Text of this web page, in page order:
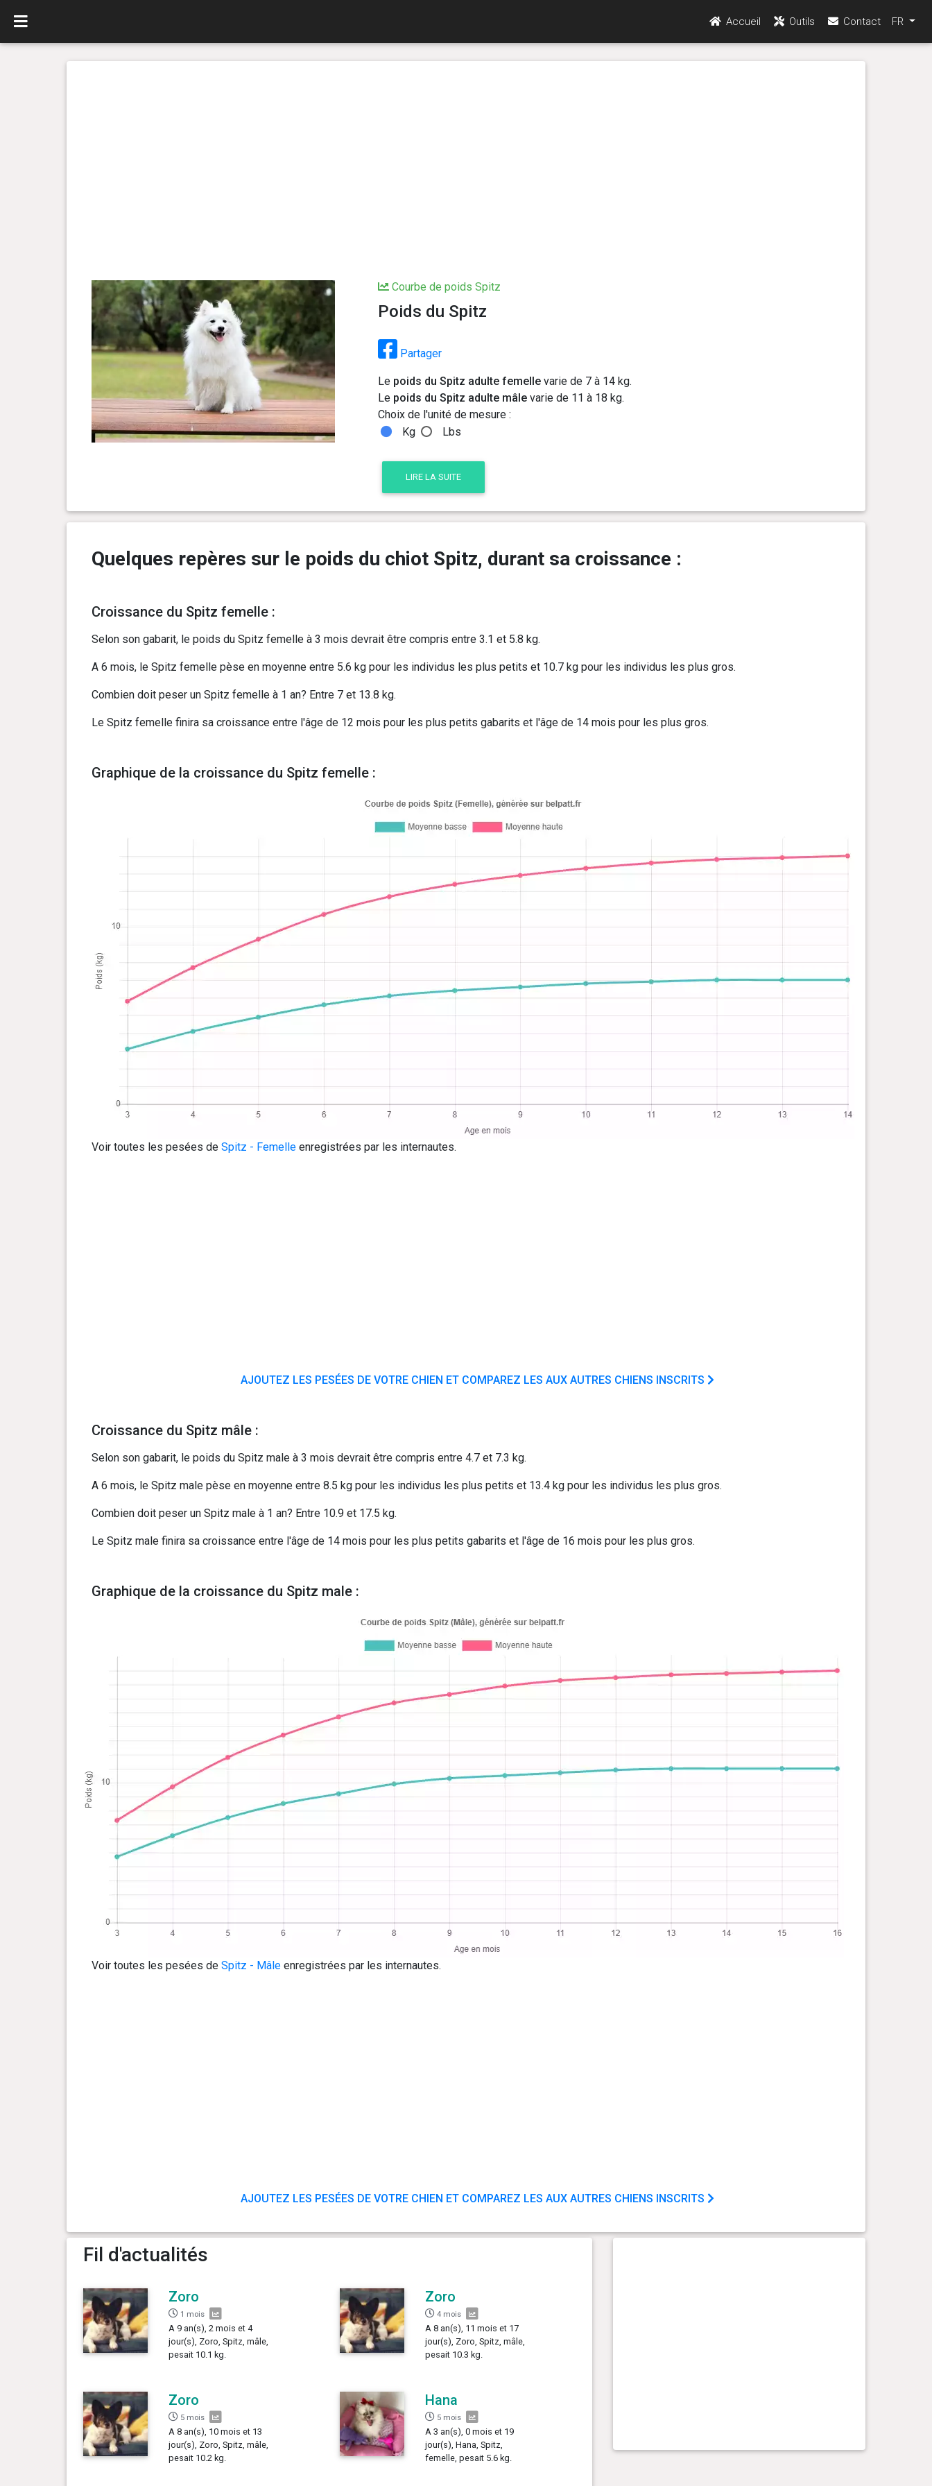
Accueil Outils Contact FR
Courbe de poids Spitz
Poids du Spitz
Partager
Le poids du Spitz adulte femellevarie de 7 à 14 kg.
Le poids du Spitz adulte mâlevarie de 11 à 18 kg.
Choix de l'unité de mesure :
Kg
Lbs
LIRE LA SUITE
Quelques repères sur le poids du chiot Spitz, durant sa croissance :
Croissance du Spitz femelle :
Selon son gabarit, le poids du Spitz femelle à 3 mois devrait être compris entre 3.1 et 5.8 kg.
A 6 mois, le Spitz femelle pèse en moyenne entre 5.6 kg pour les individus les plus petits et 10.7 kg pour les individus les plus gros.
Combien doit peser un Spitz femelle à 1 an? Entre 7 et 13.8 kg.
Le Spitz femelle finira sa croissance entre l'âge de 12 mois pour les plus petits gabarits et l'âge de 14 mois pour les plus gros.
Graphique de la croissance du Spitz femelle :
Voir toutes les pesées de Spitz - Femelleenregistrées par les internautes.
AJOUTEZ LES PESÉES DE VOTRE CHIEN ET COMPAREZ LES AUX AUTRES CHIENS INSCRITS
Croissance du Spitz mâle :
Selon son gabarit, le poids du Spitz male à 3 mois devrait être compris entre 4.7 et 7.3 kg.
A 6 mois, le Spitz male pèse en moyenne entre 8.5 kg pour les individus les plus petits et 13.4 kg pour les individus les plus gros.
Combien doit peser un Spitz male à 1 an? Entre 10.9 et 17.5 kg.
Le Spitz male finira sa croissance entre l'âge de 14 mois pour les plus petits gabarits et l'âge de 16 mois pour les plus gros.
Graphique de la croissance du Spitz male :
Voir toutes les pesées de Spitz - Mâleenregistrées par les internautes.
AJOUTEZ LES PESÉES DE VOTRE CHIEN ET COMPAREZ LES AUX AUTRES CHIENS INSCRITS
Fil d'actualités
Zoro
1 mois
A 9 an(s), 2 mois et 4
jour(s), Zoro, Spitz, mâle,
pesait 10.1 kg.
Zoro
4 mois
A 8 an(s), 11 mois et 17
jour(s), Zoro, Spitz, mâle,
pesait 10.3 kg.
Zoro
5 mois
A 8 an(s), 10 mois et 13
jour(s), Zoro, Spitz, mâle,
pesait 10.2 kg.
Hana
5 mois
A 3 an(s), 0 mois et 19
jour(s), Hana, Spitz,
femelle, pesait 5.6 kg.